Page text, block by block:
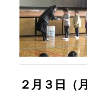
２月３日（